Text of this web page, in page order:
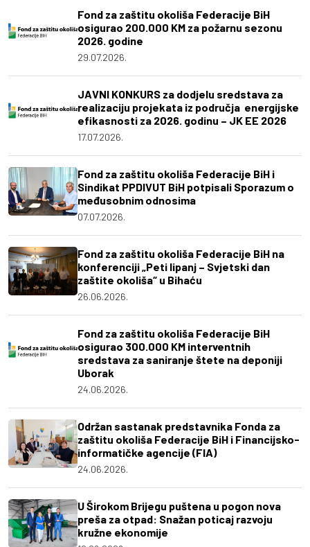
Fond za zaštitu okoliša Federacije BiH
osigurao 200.000 KM za požarnu sezonu
2026. godine
29.07.2026.
JAVNI KONKURS za dodjelu sredstava za
realizaciju projekata iz područja energijske
efikasnosti za 2026. godinu – JK EE 2026
17.07.2026.
Fond za zaštitu okoliša Federacije BiH i
Sindikat PPDIVUT BiH potpisali Sporazum o
međusobnim odnosima
07.07.2026.
Fond za zaštitu okoliša Federacije BiH na
konferenciji „Peti lipanj – Svjetski dan
zaštite okoliša“ u Bihaću
26.06.2026.
Fond za zaštitu okoliša Federacije BiH
osigurao 300.000 KM interventnih
sredstava za saniranje štete na deponiji
Uborak
24.06.2026.
Održan sastanak predstavnika Fonda za
zaštitu okoliša Federacije BiH i Financijsko-
informatičke agencije (FIA)
24.06.2026.
U Širokom Brijegu puštena u pogon nova
preša za otpad: Snažan poticaj razvoju
kružne ekonomije